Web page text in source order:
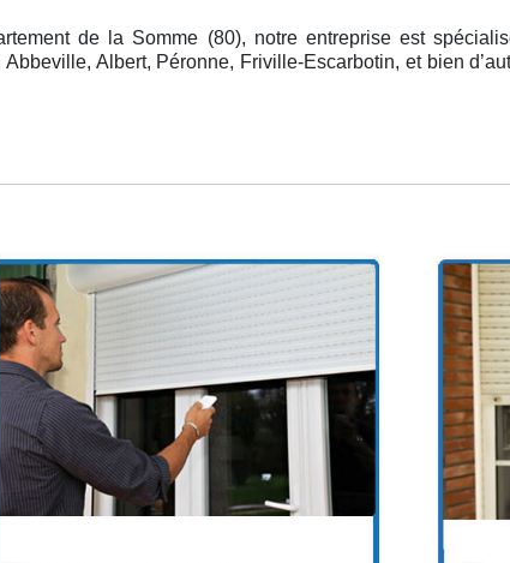
de la Somme (80), notre entreprise est
Albert, Péronne, Friville-Escarbotin, et bien